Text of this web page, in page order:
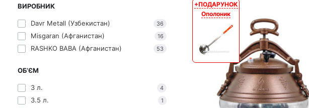
ВИРОБНИК
Davr Metall (Узбекистан) 36
Misgaran (Афганистан) 16
RASHKO BABA (Афганистан) 53
ОБ’ЄМ
3 л. 4
3.5 л. 1
АКЦІЯ
+ПОДАРУНОК
Ополоник